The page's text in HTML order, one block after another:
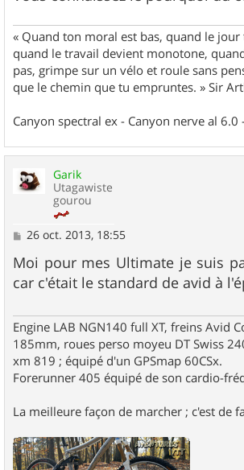
« Quand ton moral est bas, quand le
quand le travail devient monotone, quand
pas, grimpe sur un vélo et roule sans
que le chemin que tu empruntes. » Sir
Canyon spectral ex - Canyon nerve al 6.0
Garik
Utagawiste
gourou
M
s
s
a
26 oct. 2013, 18:55
Moi pour mes Ultimate je suis
car c'était le standard de avid à
Engine LAB NGN140 full XT, freins Avid
185mm, roues perso moyeu DT Swiss
xm 819 ; équipé d'un GPSmap 60CSx.
Forerunner 405 équipé de son cardio-
La meilleure façon de marcher ; c'est de